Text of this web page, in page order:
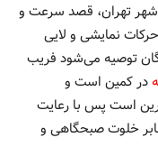
شهر تهران، قصد سرعت و
نمایشی و لایی
توصیه می‌شود فریب
در کمین است و
است پس با رعایت
خلوت صبحگاهی و